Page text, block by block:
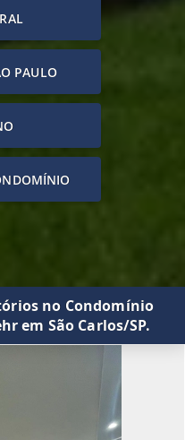
PAULO
no Condomínio
em São Carlos/SP.